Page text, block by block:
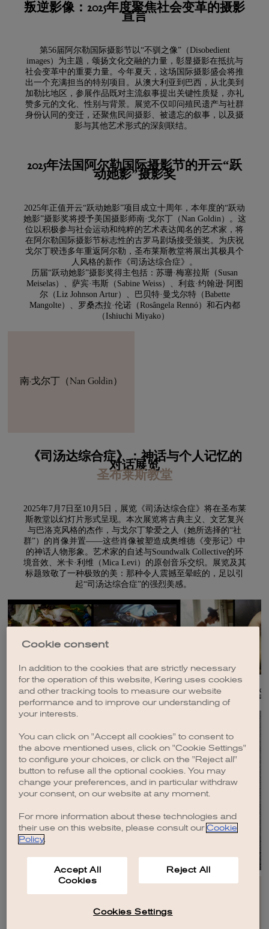
叛逆影像：2025年度聚焦社会变革的摄影
宣言
第56届阿尔勒国际摄影节以“不驯之像”（Disobedient
images）为主题，颂扬文化交融的力量，彰显摄影在抵抗与
社会变革中的重要力量。今年夏天，这场国际摄影盛会将推
出一个充满担当的特别项目。从澳大利亚到巴西，从北美到
加勒比地区，参展作品既对主流叙事提出关键性质疑，亦礼
赞多元的文化、性别与背景。展览不仅叩问殖民遗产与社群
身份认同的变迁，还聚焦民间摄影、被遗忘的叙事，以及摄
影与其他艺术形式的深刻联结。
2025年法国阿尔勒国际摄影节的开云“跃
动她影”摄影奖
2025年正值开云“跃动她影”项目成立十周年，本年度的“跃动
她影”摄影奖将授予美国摄影师南·戈尔丁（Nan Goldin）。这
位以积极参与社会运动和纯粹的艺术表达闻名的艺术家，将
在阿尔勒国际摄影节标志性的古罗马剧场接受颁奖。为庆祝
戈尔丁暌违多年重返阿尔勒，圣布莱斯教堂将展出其极具个
人风格的新作《司汤达综合症》。
历届“跃动她影”摄影奖得主包括：苏珊·梅塞拉斯（Susan
Meiselas）、萨宾·韦斯（Sabine Weiss）、利兹·约翰逊·阿图
尔（Liz Johnson Artur）、巴贝特·曼戈尔特（Babette
Mangolte）、罗桑杰拉·伦诺（Rosângela Rennó）和石内都
（Ishiuchi Miyako）
南·戈尔丁（Nan Goldin）
《司汤达综合症》：神话与个人记忆的
对话展览
圣布莱斯教堂
2025年7月7日至10月5日，展览《司汤达综合症》将在圣布莱
斯教堂以幻灯片形式呈现。本次展览将古典主义、文艺复兴
与巴洛克风格的杰作，与戈尔丁挚爱之人（她所选择的“社
群”）的肖像并置——这些肖像被塑造成奥维德《变形记》中
的神话人物形象。艺术家的自述与Soundwalk Collective的环
境音效、米卡·利维（Mica Levi）的原创音乐交织。展览及其
标题致敬了一种极致的美：那种令人震撼至晕眩的，足以引
起“司汤达综合症”的强烈美感。
Death of Orpheus, 2024.
COURTESY OF THE ARTIST / GAGOSIAN.
Diana in the
COURTESY OF THE
关于跃动她影
Cookie consent
In addition to the cookies that are strictly necessary
for the operation of this website, Kering uses cookies
and other tracking tools to measure our website
performance and to improve our understanding of
your interests.
You can click on "Accept all cookies" to consent to
the above mentioned uses, click on "Cookie Settings"
to configure your choices, or click on the "Reject all"
button to refuse all the optional cookies. You may
change your preferences, and in particular withdraw
your consent, on our website at any moment.
For more information about these technologies and
their use on this website, please consult our Cookie
Policy.
Accept All
Cookies
Reject All
Cookies Settings